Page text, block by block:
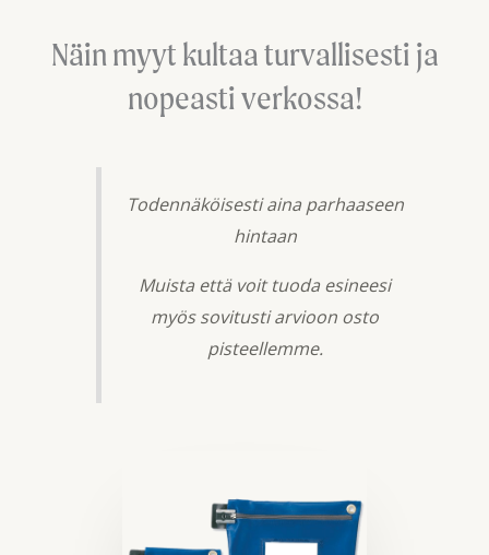
Näin myyt kultaa turvallisesti ja
nopeasti verkossa!
Todennäköisesti aina parhaaseen
hintaan
Muista että voit tuoda esineesi
myös sovitusti arvioon osto
pisteellemme.